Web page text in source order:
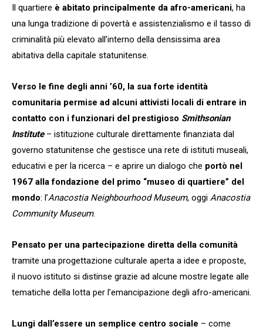
Il quartiere è abitato principalmente da afro-americani, ha
una lunga tradizione di povertà e assistenzialismo e il tasso di
criminalità più elevato all’interno della densissima area
abitativa della capitale statunitense.
Verso le fine degli anni ’60, la sua forte identità
comunitaria permise ad alcuni attivisti locali di entrare in
contatto con i funzionari del prestigioso Smithsonian
Institute – istituzione culturale direttamente finanziata dal
governo statunitense che gestisce una rete di istituti museali,
educativi e per la ricerca – e aprire un dialogo che portò nel
1967 alla fondazione del primo “museo di quartiere” del
mondo: l’Anacostia Neighbourhood Museum, oggi Anacostia
Community Museum.
Pensato per una partecipazione diretta della comunità
tramite una progettazione culturale aperta a idee e proposte,
il nuovo istituto si distinse grazie ad alcune mostre legate alle
tematiche della lotta per l’emancipazione degli afro-americani.
Lungi dall’essere un semplice centro sociale – come